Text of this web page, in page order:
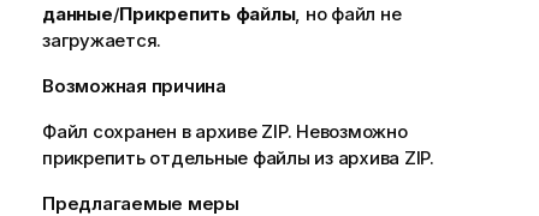
данные/Прикрепить файлы, но файл не
загружается.
Возможная причина
Файл сохранен в архиве ZIP. Невозможно
прикрепить отдельные файлы из архива ZIP.
Предлагаемые меры